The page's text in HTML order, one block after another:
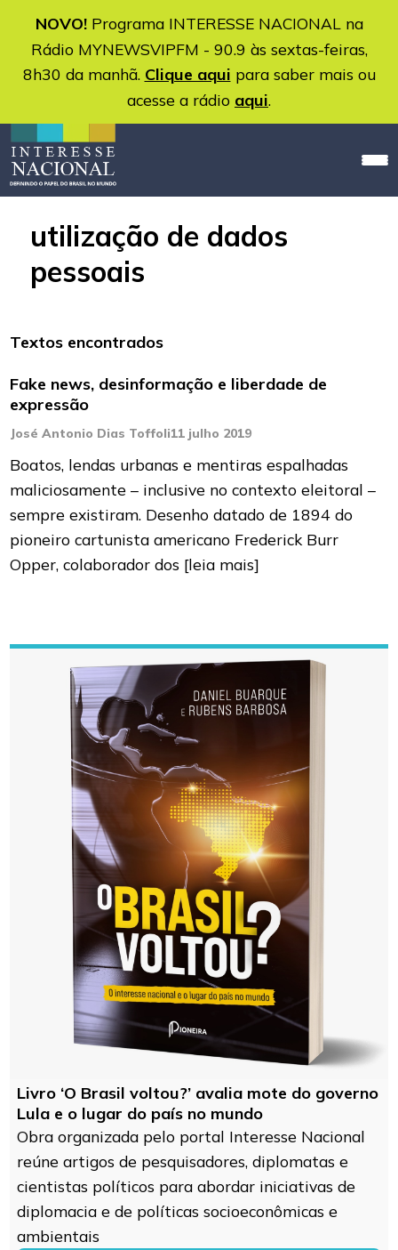
NOVO!Programa INTERESSE NACIONAL na
Rádio MYNEWSVIPFM - 90.9 às sextas-feiras,
8h30 da manhã. Clique aqui para saber mais ou
acesse a rádio aqui.
utilização de dados
pessoais
Textos encontrados
Fake news, desinformação e liberdade de
expressão
José Antonio Dias Toffoli11 julho 2019
Boatos, lendas urbanas e mentiras espalhadas
maliciosamente – inclusive no contexto eleitoral –
sempre existiram. Desenho datado de 1894 do
pioneiro cartunista americano Frederick Burr
Opper, colaborador dos [leia mais]
Livro ‘O Brasil voltou?’ avalia mote do governo
Lula e o lugar do país no mundo
Obra organizada pelo portal Interesse Nacional
reúne artigos de pesquisadores, diplomatas e
cientistas políticos para abordar iniciativas de
diplomacia e de políticas socioeconômicas e
ambientais